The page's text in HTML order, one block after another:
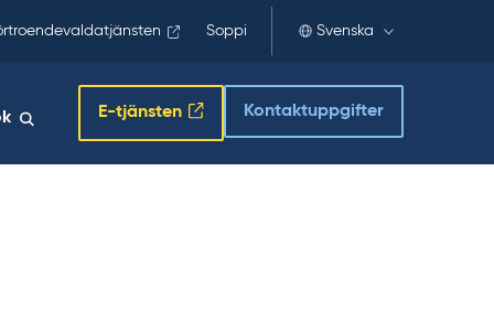
Soppi Svenska
E-tjänsten Kontaktuppgifter